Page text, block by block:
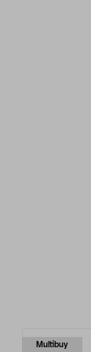
Multibuy